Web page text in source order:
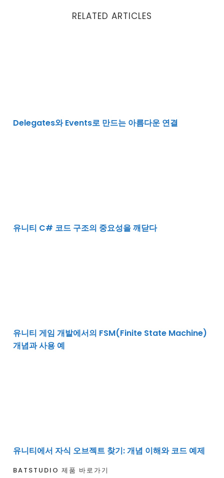
RELATED ARTICLES
Delegates와 Events로 만드는 아름다운 연결
유니티 C# 코드 구조의 중요성을 깨닫다
유니티 게임 개발에서의 FSM(Finite State Machine)
개념과 사용 예
유니티에서 자식 오브젝트 찾기: 개념 이해와 코드 예제
BATSTUDIO 제품 바로가기